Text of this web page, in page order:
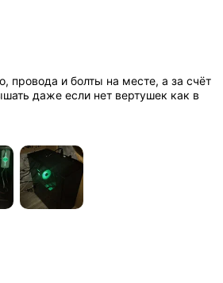
провода и болты на месте, а за счёт
даже если нет вертушек как в